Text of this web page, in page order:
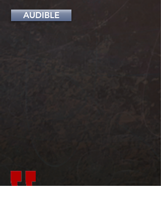
AUDIBLE